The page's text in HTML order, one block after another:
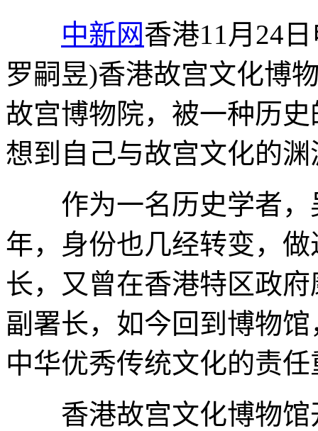
中新网香港11月24
罗嗣昱)香港故宫文化博
故宫博物院，被一种历
想到自己与故宫文化的
作为一名历史学者，
年，身份也几经转变，
长，又曾在香港特区政
副署长，如今回到博物
中华优秀传统文化的责
香港故宫文化博物馆